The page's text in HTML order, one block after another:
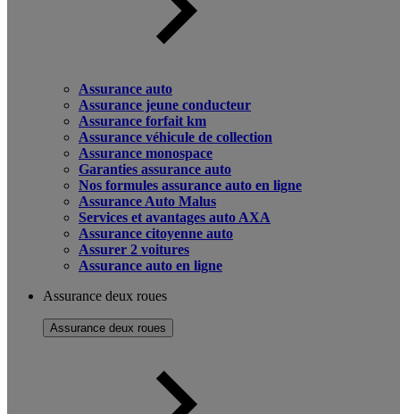
Assurance auto
Assurance jeune conducteur
Assurance forfait km
Assurance véhicule de collection
Assurance monospace
Garanties assurance auto
Nos formules assurance auto en ligne
Assurance Auto Malus
Services et avantages auto AXA
Assurance citoyenne auto
Assurer 2 voitures
Assurance auto en ligne
Assurance deux roues
Assurance deux roues